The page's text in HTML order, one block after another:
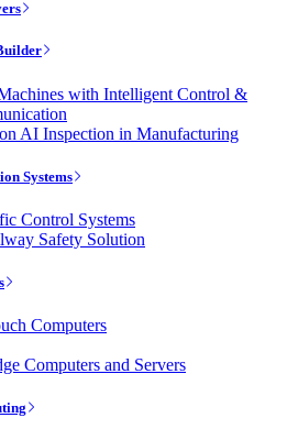
with Intelligent Control &
AI Inspection in Manufacturing
Systems
Control Systems
Safety Solution
Computers
Computers and Servers